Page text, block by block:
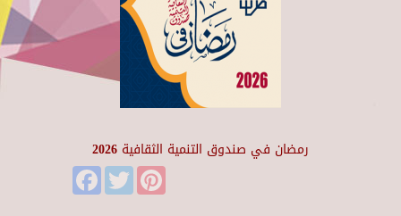
رمضان في صندوق التنمية الثقافية 2026
FacebookTwitter